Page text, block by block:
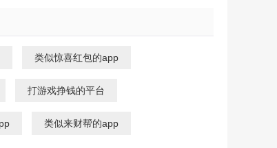
类似惊喜红包的app
打游戏挣钱的平台
类似来财帮的app